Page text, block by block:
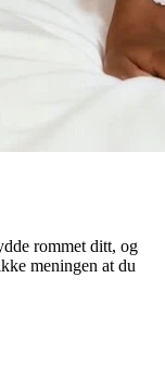
rommet ditt, og
meningen at du